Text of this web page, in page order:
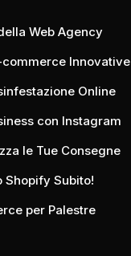
Web Agency
Innovative
Online
con Instagram
le Tue Consegne
Shopify Subito!
per Palestre